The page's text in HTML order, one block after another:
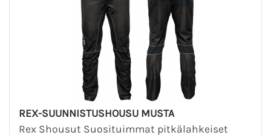
REX-SUUNNISTUSHOUSU MUSTA
Rex Shousut Suosituimmat pitkälahkeiset